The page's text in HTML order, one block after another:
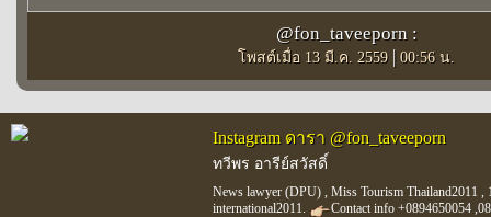
@fon_taveeporn :
โพสต์เมื่อ 13 มี.ค. 2559 | 00:56 น.
Instagram ดารา @fon_taveeporn
ทวีพร อารีย์สวัสดิ์
News lawyer (DPU) , Miss Tourism Thailand2011 ,
international2011.
Contact info +0894650054